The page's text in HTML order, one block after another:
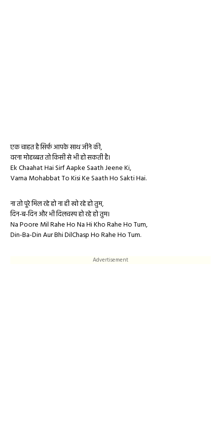
एक चाहत है सिर्फ आपके साथ जीने की,
वरना मोहब्बत तो किसी से भी हो सकती है।
Ek Chaahat Hai Sirf Aapke Saath Jeene Ki,
Varna Mohabbat To Kisi Ke Saath Ho Sakti Hai.
ना तो पूरे मिल रहे हो ना ही खो रहे हो तुम,
दिन-ब-दिन और भी दिलचस्प हो रहे हो तुम।
Na Poore Mil Rahe Ho Na Hi Kho Rahe Ho Tum,
Din-Ba-Din Aur Bhi DilChasp Ho Rahe Ho Tum.
Advertisement